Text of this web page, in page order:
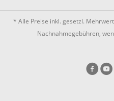
* Alle Preise inkl. gesetzl.
Nachnahmegebühren,